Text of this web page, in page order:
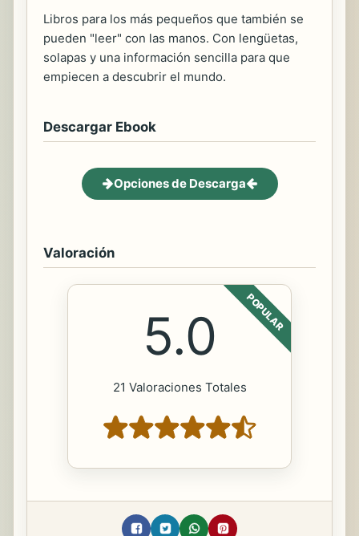
Libros para los más pequeños que también se
pueden "leer" con las manos. Con lengüetas,
solapas y una información sencilla para que
empiecen a descubrir el mundo.
Descargar Ebook
Opciones de Descarga
Valoración
POPULAR
5.0
21 Valoraciones Totales